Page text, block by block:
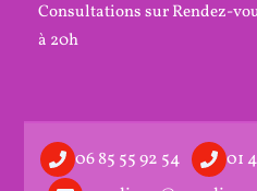
Consultations sur Rendez-
à 20h
06 85 55 92 54
01